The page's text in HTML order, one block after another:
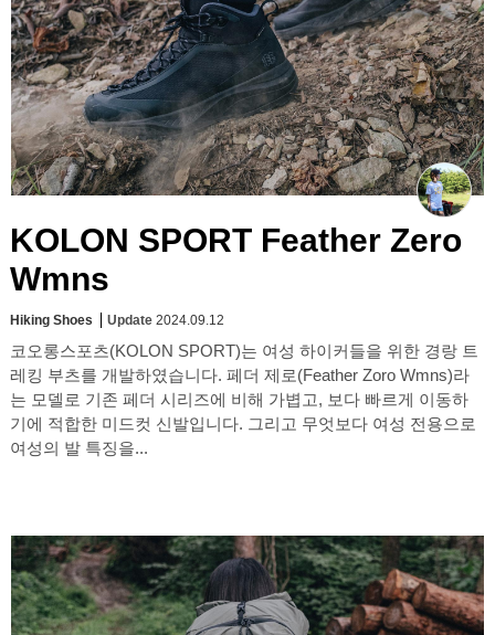
KOLON SPORT Feather Zero
Wmns
Hiking Shoes Update 2024.09.12
코오롱스포츠(KOLON SPORT)는 여성 하이커들을 위한 경랑 트
레킹 부츠를 개발하였습니다. 페더 제로(Feather Zoro Wmns)라
는 모델로 기존 페더 시리즈에 비해 가볍고, 보다 빠르게 이동하
기에 적합한 미드컷 신발입니다. 그리고 무엇보다 여성 전용으로
여성의 발 특징을...